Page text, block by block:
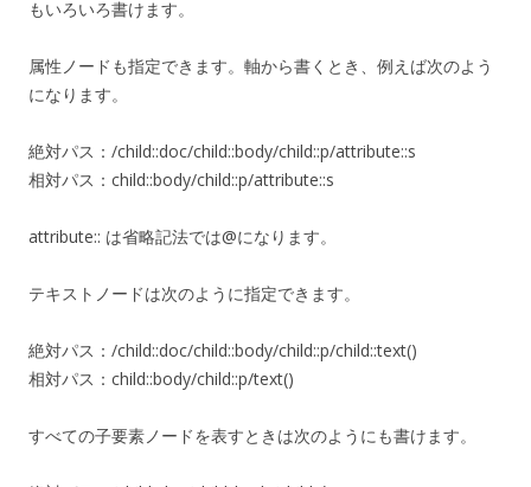
もいろいろ書けます。
属性ノードも指定できます。軸から書くとき、例えば次のよう
になります。
絶対パス：/child::doc/child::body/child::p/attribute::s
相対パス：child::body/child::p/attribute::s
attribute:: は省略記法では@になります。
テキストノードは次のように指定できます。
絶対パス：/child::doc/child::body/child::p/child::text()
相対パス：child::body/child::p/text()
すべての子要素ノードを表すときは次のようにも書けます。